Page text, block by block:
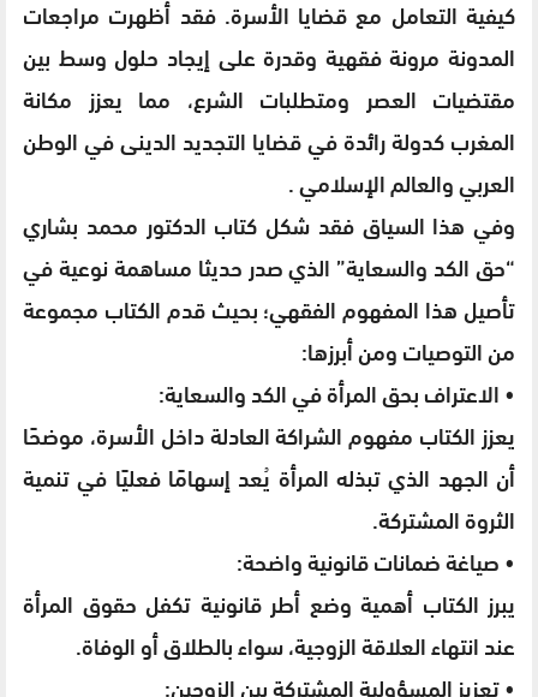
كيفية التعامل مع قضايا الأسرة. فقد أظهرت مراجعات
المدونة مرونة فقهية وقدرة على إيجاد حلول وسط بين
مقتضيات العصر ومتطلبات الشرع، مما يعزز مكانة
المغرب كدولة رائدة في قضايا التجديد الدينى في الوطن
العربي والعالم الإسلامي .
وفي هذا السياق فقد شكل كتاب الدكتور محمد بشاري
“حق الكد والسعاية” الذي صدر حديثا مساهمة نوعية في
تأصيل هذا المفهوم الفقهي؛ بحيث قدم الكتاب مجموعة
من التوصيات ومن أبرزها:
• الاعتراف بحق المرأة في الكد والسعاية:
يعزز الكتاب مفهوم الشراكة العادلة داخل الأسرة، موضحًا
أن الجهد الذي تبذله المرأة يُعد إسهامًا فعليًا في تنمية
الثروة المشتركة.
• صياغة ضمانات قانونية واضحة:
يبرز الكتاب أهمية وضع أطر قانونية تكفل حقوق المرأة
عند انتهاء العلاقة الزوجية، سواء بالطلاق أو الوفاة.
• تعزيز المسؤولية المشتركة بين الزوجين: